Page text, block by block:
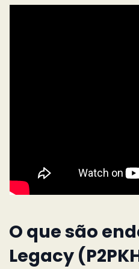
O que são
Legacy